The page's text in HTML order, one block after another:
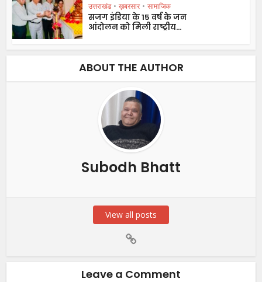
उत्तराखंड • ख़बरसार • सामाजिक
सजग इंडिया के 15 वर्ष के जन
आंदोलन को मिली राष्ट्रीय...
ABOUT THE AUTHOR
Subodh Bhatt
View all posts
Leave a Comment